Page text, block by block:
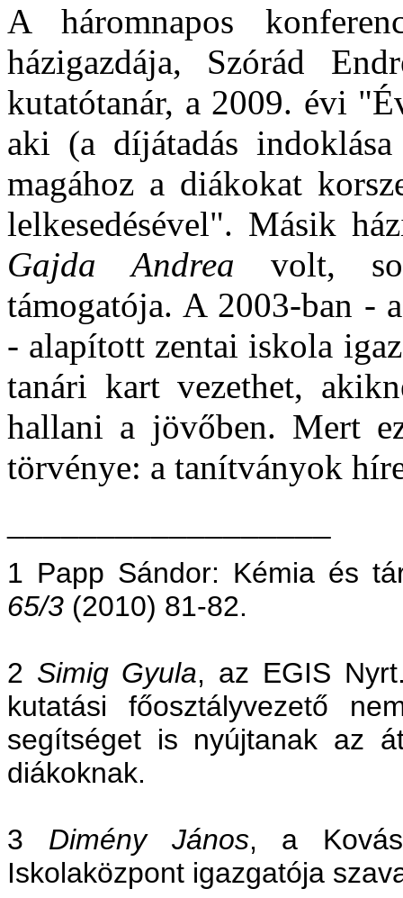
A háromnapos
házigazdája, Szórád
kutatótanár, a 2009. évi
aki (a díjátadás
magához a diákokat
lelkesedésével". Másik
Gajda Andrea volt,
támogatója. A 2003-ban -
- alapított zentai iskola
tanári kart vezethet,
hallani a jövőben. Mert
törvénye: a tanítványok
1 Papp Sándor: Kémia és
65/3 (2010) 81-82.
2 Simig Gyula, az EGIS
kutatási főosztályvezető
segítséget is nyújtanak az
diákoknak.
3 Dimény János, a
Iskolaközpont igazgatója